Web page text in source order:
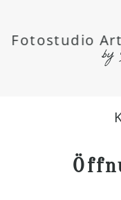
Fotostudio
by